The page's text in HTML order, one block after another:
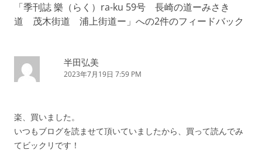
ゲ
ョ
「季刊誌 樂（らく）ra-ku 59号 長崎の道ーみさき
道 茂木街道 浦上街道ー 」への2件のフィードバック
半田弘美
2023年7月19日 7:59 PM
楽、買いました。
いつもブログを読ませて頂いていましたから、買って読んでみ
てビックリです！